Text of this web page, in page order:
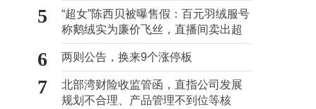
5
“超女”陈西贝被曝售假：百元羽绒服号
称鹅绒实为廉价飞丝，直播间卖出超
百万元
6 两则公告，换来9个涨停板
7
北部湾财险收监管函，直指公司发展
规划不合理、产品管理不到位等核